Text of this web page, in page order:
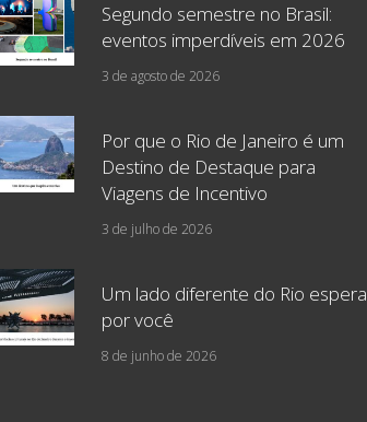
Segundo semestre no Brasil:
eventos imperdíveis em 2026
3 de agosto de 2026
Por que o Rio de Janeiro é um
Destino de Destaque para
Viagens de Incentivo
3 de julho de 2026
Um lado diferente do Rio espera
por você
8 de junho de 2026